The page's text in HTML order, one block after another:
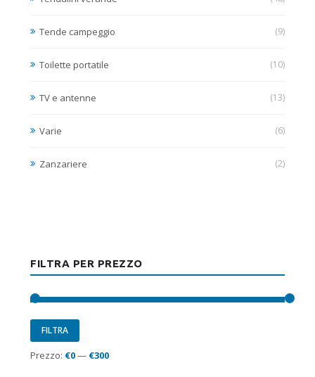
Tende campeggio (9)
Toilette portatile (10)
TV e antenne (13)
Varie (6)
Zanzariere (2)
FILTRA PER PREZZO
Prezzo
Min
Prezzo
Max
FILTRA
Prezzo: €0— €300